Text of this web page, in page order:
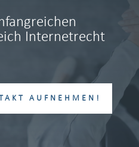
Internetrecht
AUFNEHMEN!